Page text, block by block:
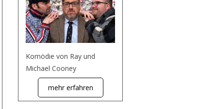
Komödie von Ray und
Michael Cooney
mehr erfahren